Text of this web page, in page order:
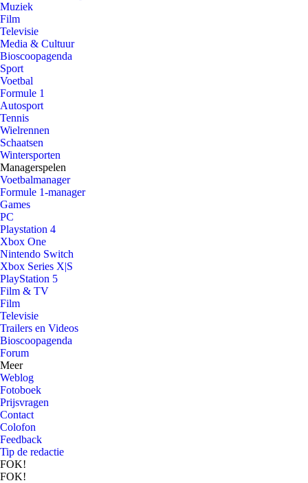
Muziek
Film
Televisie
Media & Cultuur
Bioscoopagenda
Sport
Voetbal
Formule 1
Autosport
Tennis
Wielrennen
Schaatsen
Wintersporten
Managerspelen
Voetbalmanager
Formule 1-manager
Games
PC
Playstation 4
Xbox One
Nintendo Switch
Xbox Series X|S
PlayStation 5
Film & TV
Film
Televisie
Trailers en Videos
Bioscoopagenda
Forum
Meer
Weblog
Fotoboek
Prijsvragen
Contact
Colofon
Feedback
Tip de redactie
FOK!
FOK!